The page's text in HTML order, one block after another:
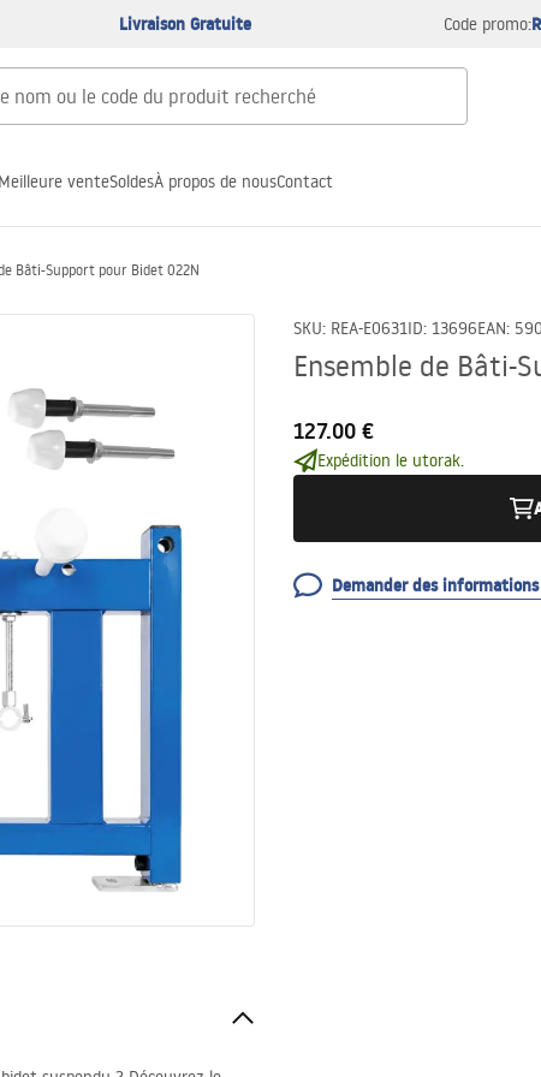
Livraison Gratuite Code promo:
Meilleure venteSoldesÀ propos de nousContact
Bâti-Support pour Bidet 022N
SKU: REA-E0631ID: 13696EAN:
Ensemble de Bâti-
127.00 €
Expédition le utorak.
Demander des